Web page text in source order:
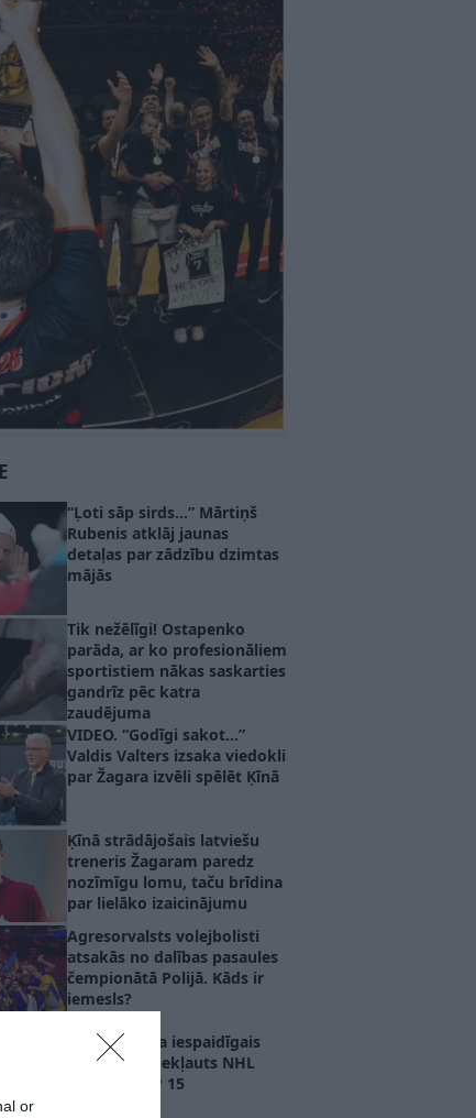
or
“Ļoti sāp sirds…” Mārtiņš
Rubenis atklāj jaunas
detaļas par zādzību dzimtas
mājās
Tik nežēlīgi! Ostapenko
parāda, ar ko profesionāliem
sportistiem nākas saskarties
gandrīz pēc katra
zaudējuma
VIDEO. “Godīgi sakot…”
Valdis Valters izsaka viedokli
par Žagara izvēli spēlēt Ķīnā
Ķīnā strādājošais latviešu
treneris Žagaram paredz
nozīmīgu lomu, taču brīdina
par lielāko izaicinājumu
Agresorvalsts volejbolisti
atsakās no dalības pasaules
čempionātā Polijā. Kāds ir
iemesls?
VIDEO. Šilova iespaidīgais
atvairījums iekļauts NHL
sezonas TOP 15